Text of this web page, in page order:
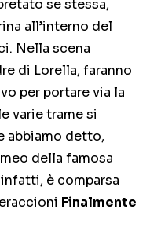
se stessa,
all’interno del
Nella scena
di Lorella, faranno
per portare via la
varie trame si
abbiamo detto,
della famosa
è comparsa
Finalmente